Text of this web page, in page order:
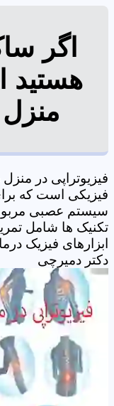
اگر
هستید
فیزیوتراپی در
فیزیکی است که
سیستم عصبی
تکنیک ها شامل
دکتر دمیرچی